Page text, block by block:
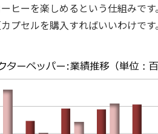
ヒーを楽しめるという仕組みで
プセルを購入すればいいわけです。